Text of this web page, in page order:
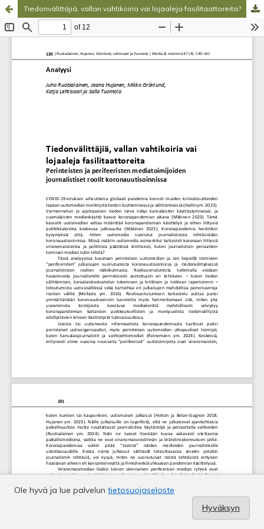
Tiedonvälittäjiä, vallan vahtikoiria vai lojaaleja fasilitaattoreita?
Ole hyvä ja lue palvelun tietosuojaseloste
Hyväksyn
Palvelua ylläpitääTieteellisten seurain valtuuskunta